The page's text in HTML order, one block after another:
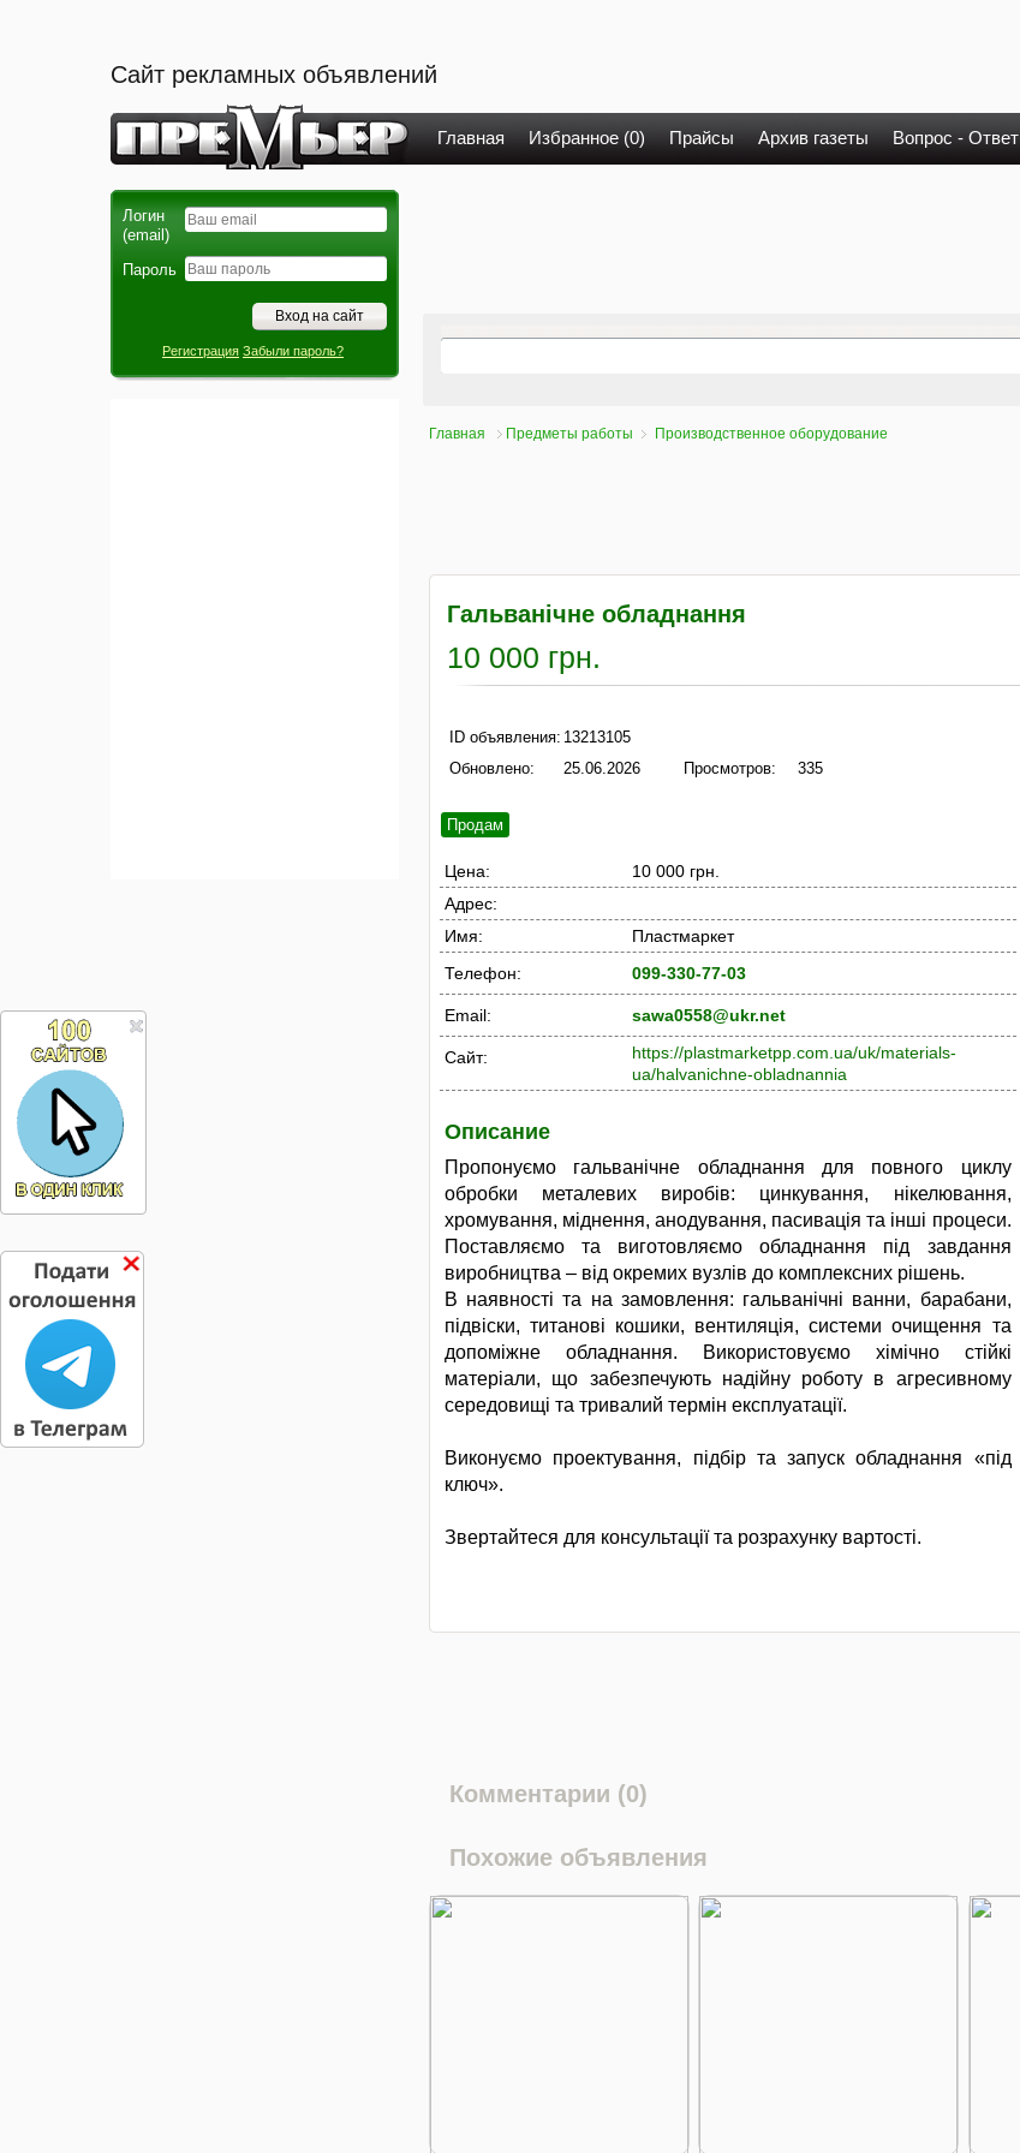
Сайт рекламных объявлений
Главная Избранное (0) Прайсы Архив газеты Вопрос - Ответ
Логин
(email)
Пароль
Регистрация Забыли пароль?
Главная Предметы работы Производственное оборудование
Гальванічне обладнання
10 000 грн.
ID объявления: 13213105
Обновлено:
25.06.2026 Просмотров: 335
Продам
Цена:
10 000 грн.
Адрес:
Имя:
Пластмаркет
Телефон:
099-330-77-03
Email: sawa0558@ukr.net
Сайт:
https://plastmarketpp.com.ua/uk/materials-
ua/halvanichne-obladnannia
Описание
Пропонуємо гальванічне обладнання для повного циклу
обробки металевих виробів: цинкування, нікелювання,
хромування, міднення, анодування, пасивація та інші процеси.
Поставляємо та виготовляємо обладнання під завдання
виробництва – від окремих вузлів до комплексних рішень.
В наявності та на замовлення: гальванічні ванни, барабани,
підвіски, титанові кошики, вентиляція, системи очищення та
допоміжне обладнання. Використовуємо хімічно стійкі
матеріали, що забезпечують надійну роботу в агресивному
середовищі та тривалий термін експлуатації.
Виконуємо проектування, підбір та запуск обладнання «під
ключ».
Звертайтеся для консультації та розрахунку вартості.
Комментарии (0)
Похожие объявления